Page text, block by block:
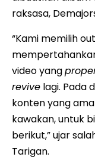
raksasa,
“Kami memilih
video yang
revive lagi. Pada
konten yang
kawakan, untuk
berikut,” ujar
Tarigan.